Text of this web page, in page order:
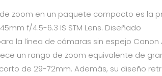
zoom en un paquete compacto es la
f/4.5-6.3 IS STM Lens. Diseñado
la línea de cámaras sin espejo Canon
un rango de zoom equivalente de
de 29-72mm. Además, su diseño